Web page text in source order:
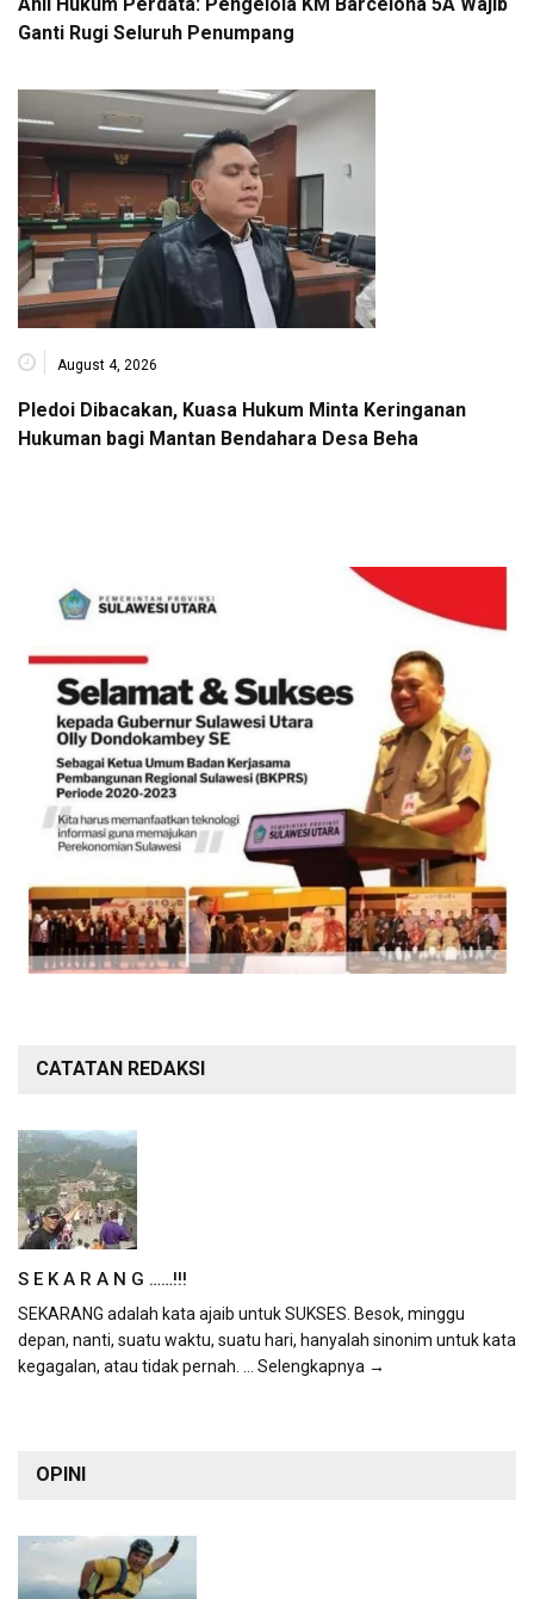
Ganti Rugi Seluruh Penumpang
August 4, 2026
Pledoi Dibacakan, Kuasa Hukum Minta Keringanan
Hukuman bagi Mantan Bendahara Desa Beha
CATATAN REDAKSI
S E K A R A N G ……!!!
SEKARANG adalah kata ajaib untuk SUKSES. Besok, minggu
depan, nanti, suatu waktu, suatu hari, hanyalah sinonim untuk kata
kegagalan, atau tidak pernah. ... Selengkapnya →
OPINI